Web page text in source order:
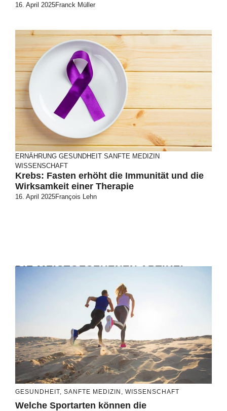
16. April 2025Franck Müller
ERNÄHRUNG GESUNDHEIT SANFTE MEDIZIN
WISSENSCHAFT
Krebs: Fasten erhöht die Immunität und die
Wirksamkeit einer Therapie
16. April 2025François Lehn
DIE MEISTGESEHENEN ARTIKEL
GESUNDHEIT, SANFTE MEDIZIN , WISSENSCHAFT
Welche Sportarten können die